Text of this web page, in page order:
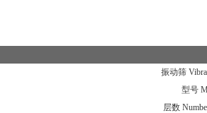
振动筛
型号
层数